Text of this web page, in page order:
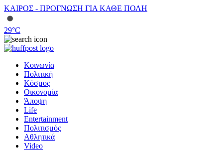
ΚΑΙΡΟΣ - ΠΡΟΓΝΩΣΗ ΓΙΑ ΚΑΘΕ ΠΟΛΗ
29°C
Κοινωνία
Πολιτική
Κόσμος
Οικονομία
Άποψη
Life
Entertainment
Πολιτισμός
Αθλητικά
Video